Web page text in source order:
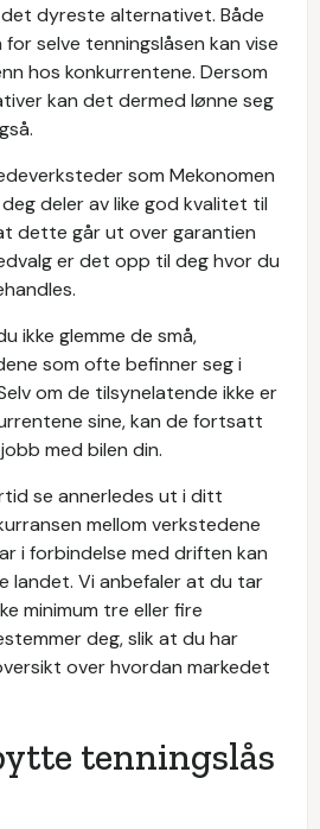
dyreste alternativet. Både
selve tenningslåsen kan vise
hos konkurrentene. Dersom
kan det dermed lønne seg
som Mekonomen
deler av like god kvalitet til
dette går ut over garantien
er det opp til deg hvor du
ikke glemme de små,
som ofte befinner seg i
om de tilsynelatende ikke er
sine, kan de fortsatt
med bilen din.
se annerledes ut i ditt
mellom verkstedene
i forbindelse med driften kan
landet. Vi anbefaler at du tar
minimum tre eller fire
deg, slik at du har
over hvordan markedet
tenningslås